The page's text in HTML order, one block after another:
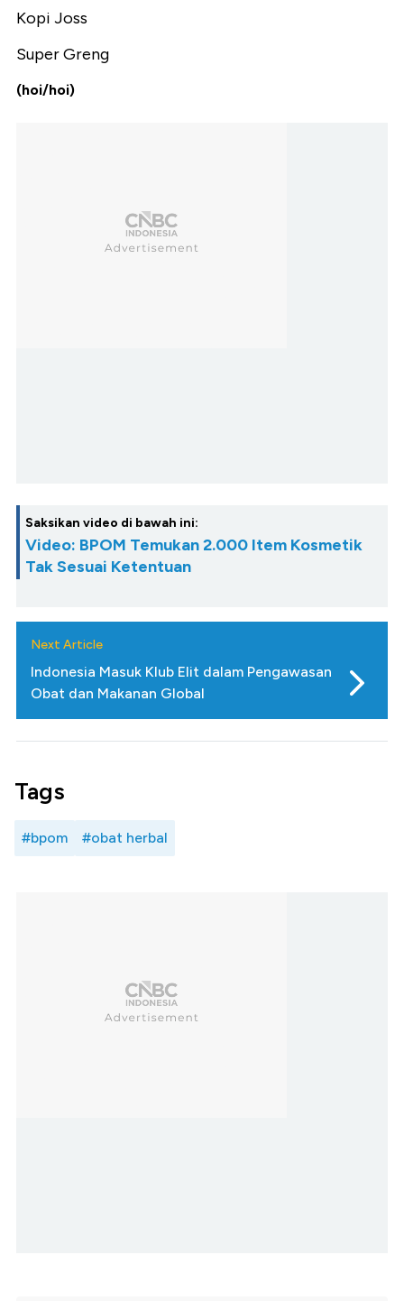
Kopi Joss
Super Greng
(hoi/hoi)
Saksikan video di bawah ini:
Video: BPOM Temukan 2.000 Item Kosmetik
Tak Sesuai Ketentuan
Next Article
Indonesia Masuk Klub Elit dalam Pengawasan
Obat dan Makanan Global
Tags
#bpom #obat herbal